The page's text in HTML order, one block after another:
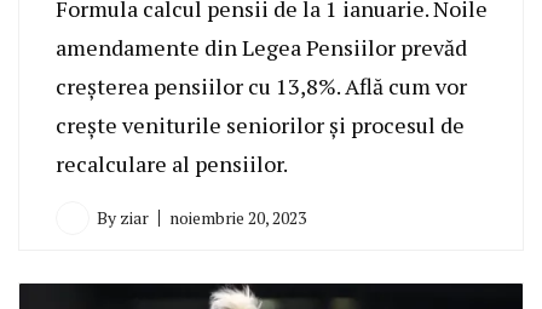
Formula calcul pensii de la 1 ianuarie. Noile
amendamente din Legea Pensiilor prevăd
creșterea pensiilor cu 13,8%. Află cum vor
crește veniturile seniorilor și procesul de
recalculare al pensiilor.
By ziar noiembrie 20, 2023